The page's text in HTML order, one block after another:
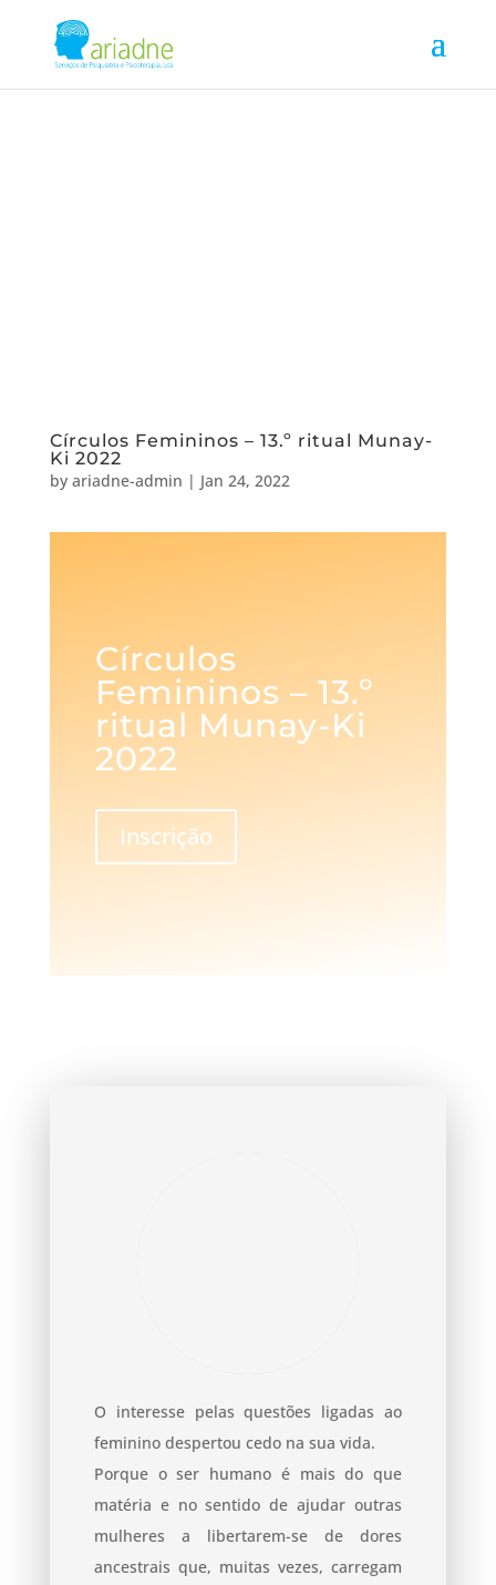
Círculos Femininos – 13.º ritual Munay-
Ki 2022
by ariadne-admin | Jan 24, 2022
Círculos
Femininos – 13.º
ritual Munay-Ki
2022
Inscrição
O interesse pelas questões ligadas ao
feminino despertou cedo na sua vida.
Porque o ser humano é mais do que
matéria e no sentido de ajudar outras
mulheres a libertarem-se de dores
ancestrais que, muitas vezes, carregam